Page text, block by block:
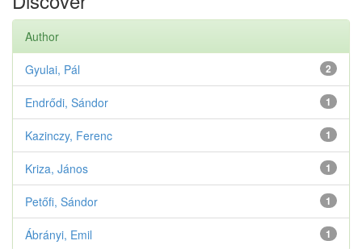
Author
2
Gyulai, Pál
1
Endrődi, Sándor
1
Kazinczy, Ferenc
1
Kriza, János
1
Petőfi, Sándor
1
Ábrányi, Emil